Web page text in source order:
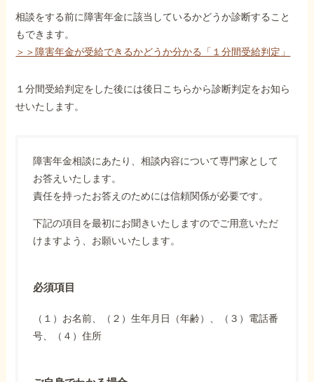
相談をする前に障害年金に該当しているかどうか診断すること
もできます。
＞＞障害年金が受給できるかどうか分かる「１分間受給判定」
１分間受給判定をした後には後日こちらから診断判定をお知ら
せいたします。
障害年金相談にあたり、相談内容について専門家として
お答えいたします。
責任を持ったお答えのためには信頼関係が必要です。
下記の項目を最初にお聞きいたしますのでご用意いただ
けますよう、お願いいたします。
必須項目
（１）お名前、（２）生年月日（年齢）、（３）電話番
号、（４）住所